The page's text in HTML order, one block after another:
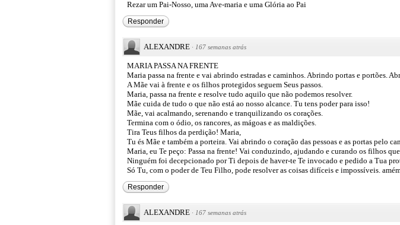
Rezar um Pai-Nosso, uma Ave-maria e uma Glória ao Pai
Responder
ALEXANDRE · 167 semanas atrás
MARIA PASSA NA FRENTE
Maria passa na frente e vai abrindo estradas e caminhos. Abrindo portas e portões.
A Mãe vai à frente e os filhos protegidos seguem Seus passos.
Maria, passa na frente e resolve tudo aquilo que não podemos resolver.
Mãe cuida de tudo o que não está ao nosso alcance. Tu tens poder para isso!
Mãe, vai acalmando, serenando e tranquilizando os corações.
Termina com o ódio, os rancores, as mágoas e as maldições.
Tira Teus filhos da perdição! Maria,
Tu és Mãe e também a porteira. Vai abrindo o coração das pessoas e as portas pelo
Maria, eu Te peço: Passa na frente! Vai conduzindo, ajudando e curando os filhos
Ninguém foi decepcionado por Ti depois de haver-te Te invocado e pedido a Tua
Só Tu, com o poder de Teu Filho, pode resolver as coisas difíceis e impossíveis.
Responder
ALEXANDRE · 167 semanas atrás